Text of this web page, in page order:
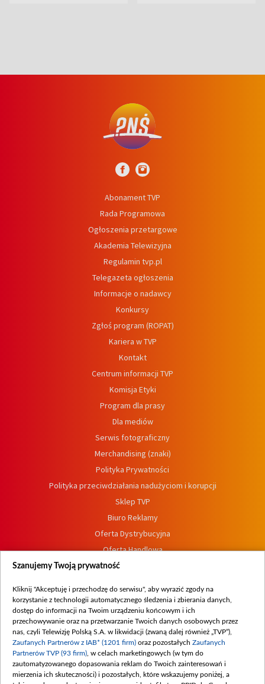
Abonament TVP
Rada Programowa
Ogłoszenia przetargowe
Akademia Telewizyjna
Regulamin tvp.pl
Telegazeta ogłoszenia
Informacje o nadawcy
Konkursy
Zgłoś program (ROPAT)
Kariera w TVP
Kontakt
Centrum informacji TVP
Komisja Etyki
Program dla prasy
Dla mediów
Serwis fotograficzny
Merchandising (znaki)
Polityka Prywatności
Polityka przeciwdziałania nadużyciom i korupcji
Sklep TVP
Biuro Reklamy
Oferta Dystrybucyjna
Oferta Handlowa
Dostępność
Procedura zgłoszeń wewnętrznych
Szanujemy Twoją prywatność
Kliknij "Akceptuję i przechodzę do serwisu", aby wyrazić zgody na
korzystanie z technologii automatycznego śledzenia i zbierania danych,
dostęp do informacji na Twoim urządzeniu końcowym i ich
przechowywanie oraz na przetwarzanie Twoich danych osobowych przez
nas, czyli Telewizję Polską S.A. w likwidacji (zwaną dalej również „TVP”),
Zaufanych Partnerów z IAB* (1201 firm) oraz pozostałych Zaufanych
Partnerów TVP (93 firm) , w celach marketingowych (w tym do
zautomatyzowanego dopasowania reklam do Twoich zainteresowań i
mierzenia ich skuteczności) i pozostałych, które wskazujemy poniżej, a